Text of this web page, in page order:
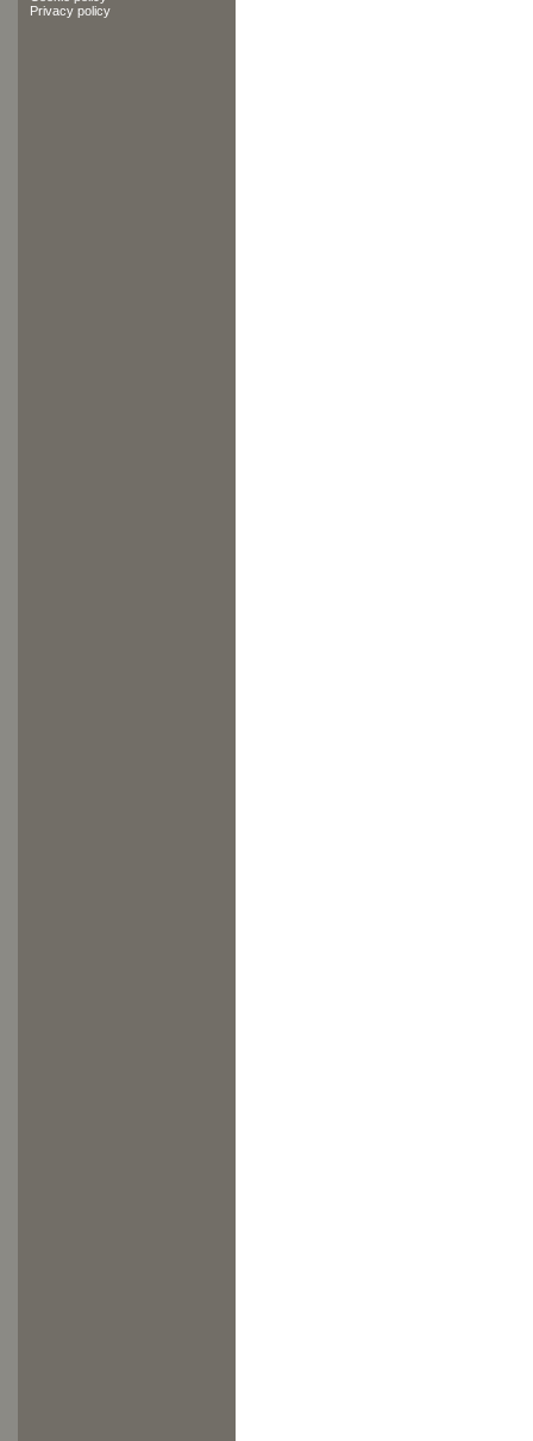
Privacy policy